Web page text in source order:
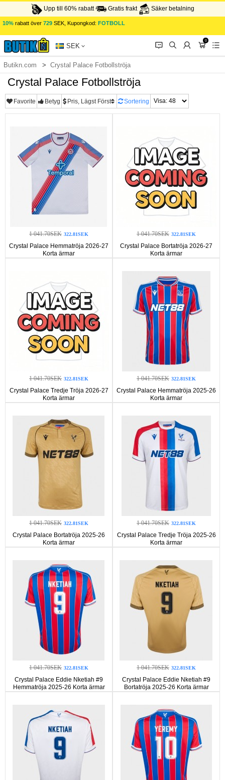
Upp till 60% rabatt Gratis frakt Säker betalning
10% rabatt över 729 SEK, Kupongkod: FOTBOLL
SEK 󰂱 󰂨 󰃳
0
󰃦 󰃖
Butikn.com Crystal Palace Fotbollströja
Crystal Palace Fotbollströja
Favorite Betyg Pris, Lägst Först Sortering
1 041.70SEK 322.81SEK
Crystal Palace Hemmatröja 2026-27
Korta ärmar
1 041.70SEK 322.81SEK
Crystal Palace Bortatröja 2026-27
Korta ärmar
1 041.70SEK 322.81SEK
Crystal Palace Tredje Tröja 2026-27
Korta ärmar
1 041.70SEK 322.81SEK
Crystal Palace Hemmatröja 2025-26
Korta ärmar
1 041.70SEK 322.81SEK
Crystal Palace Bortatröja 2025-26
Korta ärmar
1 041.70SEK 322.81SEK
Crystal Palace Tredje Tröja 2025-26
Korta ärmar
1 041.70SEK 322.81SEK
Crystal Palace Eddie Nketiah #9
Hemmatröja 2025-26 Korta ärmar
1 041.70SEK 322.81SEK
Crystal Palace Eddie Nketiah #9
Bortatröja 2025-26 Korta ärmar